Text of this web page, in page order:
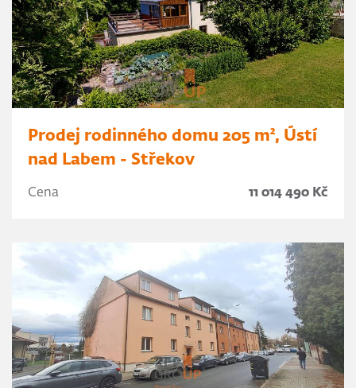
Prodej rodinného domu 205 m², Ústí
nad Labem - Střekov
Cena 11 014 490 Kč